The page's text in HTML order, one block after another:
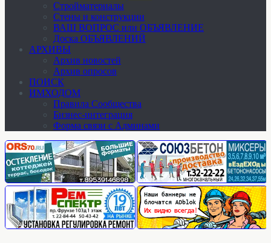
Стройматериалы
Стены и конструкции
ВАШ ВОПРОС или ОБЪЯВЛЕНИЕ
Доска ОБЪЯВЛЕНИЙ
АРХИВЫ
Архив новостей
Архив опросов
ПОИСК
ИМХОДОМ
Правила Сообщества
Бизнес-интеграция
Форма связи с Админами